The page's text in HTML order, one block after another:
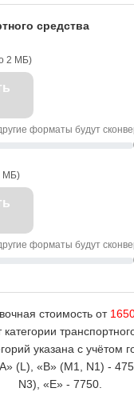
средства
2 МБ)
форматы будут
МБ)
форматы будут
стоимость от
указана с учётом
(L), «B» (M1, N1) -
N3), «Е» - 7750.